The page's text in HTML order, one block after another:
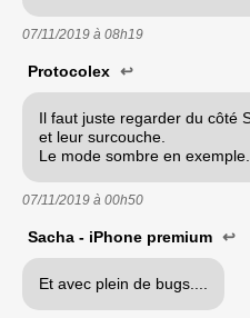
07/11/2019 à 08h19
Protocolex ↩
Il faut juste regarder du côté
et leur surcouche.
Le mode sombre en exemple.
07/11/2019 à 00h50
Sacha - iPhone premium ↩
Et avec plein de bugs....